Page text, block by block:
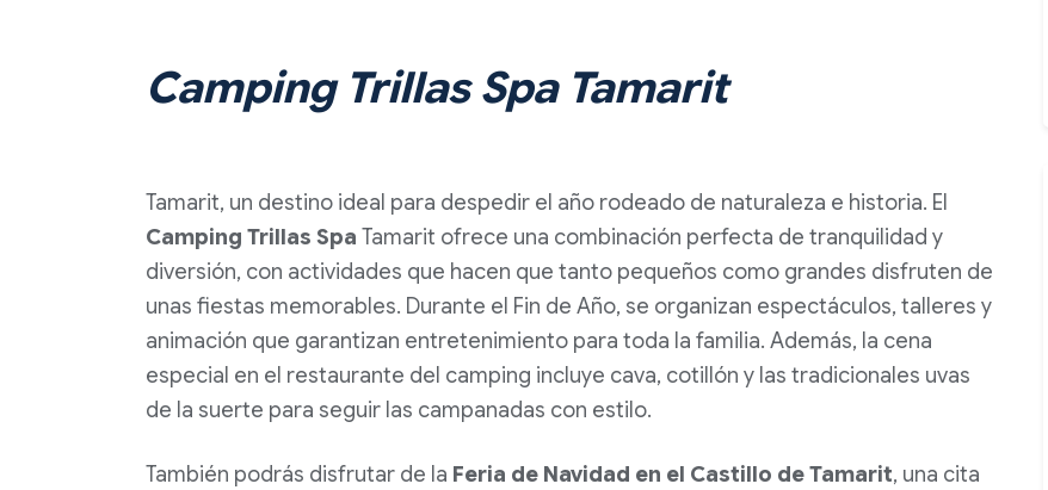
Camping Trillas Spa Tamarit
Tamarit, un destino ideal para despedir el año rodeado de naturaleza e historia. El
Camping Trillas Spa Tamarit ofrece una combinación perfecta de tranquilidad y
diversión, con actividades que hacen que tanto pequeños como grandes disfruten de
unas fiestas memorables. Durante el Fin de Año, se organizan espectáculos, talleres y
animación que garantizan entretenimiento para toda la familia. Además, la cena
especial en el restaurante del camping incluye cava, cotillón y las tradicionales uvas
de la suerte para seguir las campanadas con estilo.
También podrás disfrutar de la Feria de Navidad en el Castillo de Tamarit, una cita